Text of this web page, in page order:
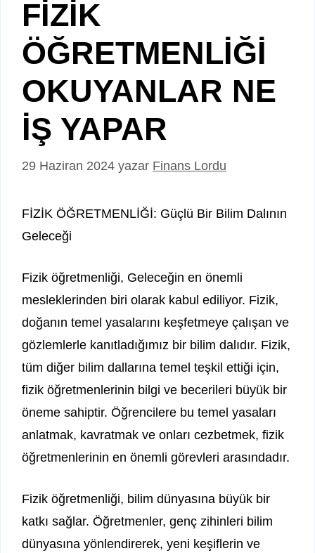
FİZİK
ÖĞRETMENLİĞİ
OKUYANLAR NE
İŞ YAPAR
29 Haziran 2024 yazar Finans Lordu
FİZİK ÖĞRETMENLİĞİ: Güçlü Bir Bilim Dalının
Geleceği
Fizik öğretmenliği, Geleceğin en önemli
mesleklerinden biri olarak kabul ediliyor. Fizik,
doğanın temel yasalarını keşfetmeye çalışan ve
gözlemlerle kanıtladığımız bir bilim dalıdır. Fizik,
tüm diğer bilim dallarına temel teşkil ettiği için,
fizik öğretmenlerinin bilgi ve becerileri büyük bir
öneme sahiptir. Öğrencilere bu temel yasaları
anlatmak, kavratmak ve onları cezbetmek, fizik
öğretmenlerinin en önemli görevleri arasındadır.
Fizik öğretmenliği, bilim dünyasına büyük bir
katkı sağlar. Öğretmenler, genç zihinleri bilim
dünyasına yönlendirerek, yeni keşiflerin ve